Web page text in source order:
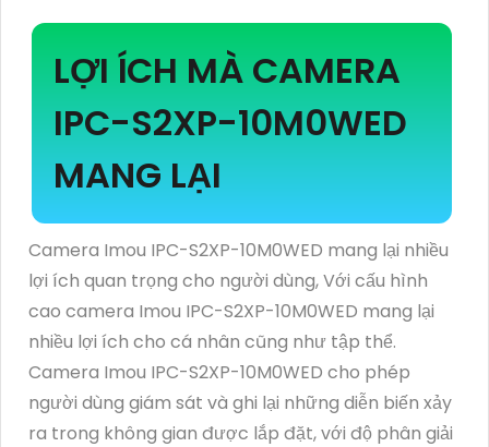
LỢI ÍCH MÀ CAMERA
IPC-S2XP-10M0WED
MANG LẠI
Camera Imou IPC-S2XP-10M0WED mang lại nhiều
lợi ích quan trọng cho người dùng, Với cấu hình
cao camera Imou IPC-S2XP-10M0WED mang lại
nhiều lợi ích cho cá nhân cũng như tập thể.
Camera Imou IPC-S2XP-10M0WED cho phép
người dùng giám sát và ghi lại những diễn biến xảy
ra trong không gian được lắp đặt, với độ phân giải